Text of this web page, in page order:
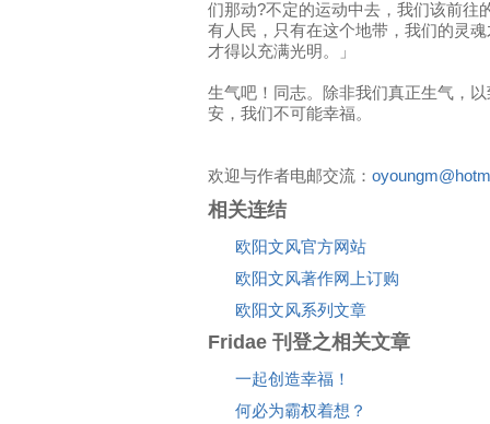
们那动?不定的运动中去，我们该前往
有人民，只有在这个地带，我们的灵
才得以充满光明。」
生气吧！同志。除非我们真正生气，
安，我们不可能幸福。
欢迎与作者电邮交流：
相关连结
欧阳文风官方网站
欧阳文风著作网上订购
欧阳文风系列文章
Fridae 刊登之相关文章
一起创造幸福！
何必为霸权着想？